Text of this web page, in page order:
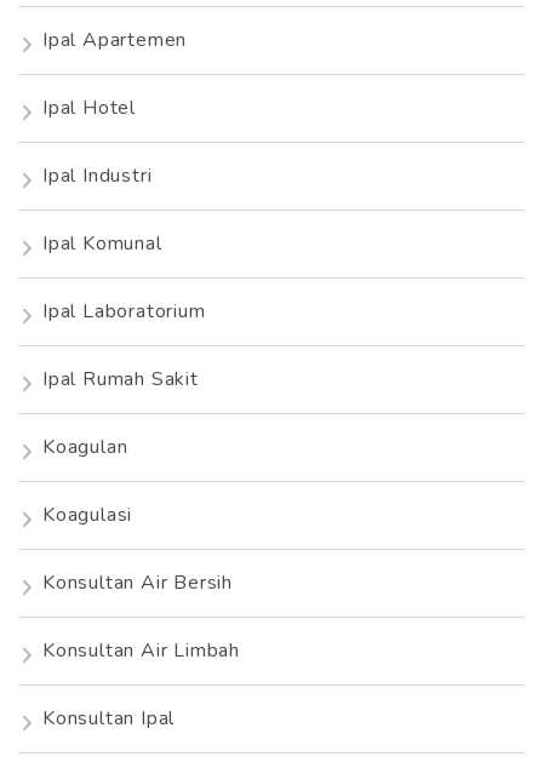
Ipal Apartemen
Ipal Hotel
Ipal Industri
Ipal Komunal
Ipal Laboratorium
Ipal Rumah Sakit
Koagulan
Koagulasi
Konsultan Air Bersih
Konsultan Air Limbah
Konsultan Ipal